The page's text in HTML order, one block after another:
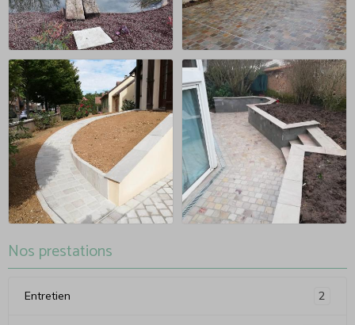
Nos prestations
Entretien 2